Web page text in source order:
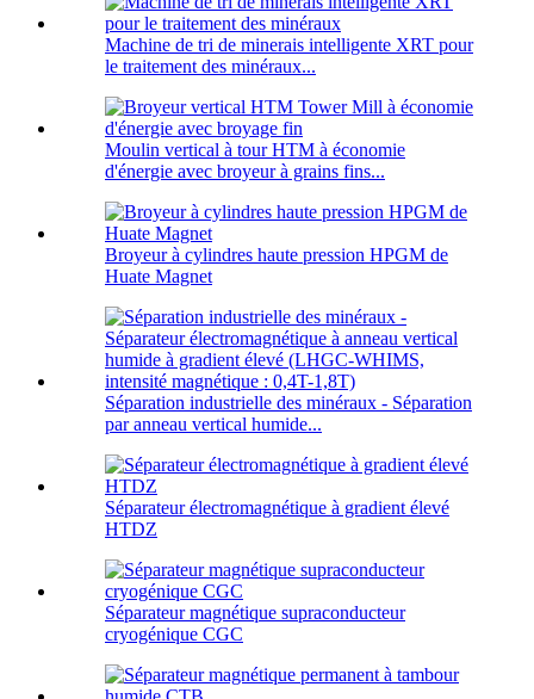
Machine de tri de minerais intelligente XRT pour
le traitement des minéraux...
Moulin vertical à tour HTM à économie
d'énergie avec broyeur à grains fins...
Broyeur à cylindres haute pression HPGM de
Huate Magnet
Séparation industrielle des minéraux - Séparation
par anneau vertical humide...
Séparateur électromagnétique à gradient élevé
HTDZ
Séparateur magnétique supraconducteur
cryogénique CGC